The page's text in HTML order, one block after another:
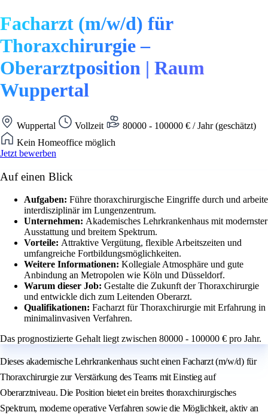
Facharzt (m/w/d) für
Thoraxchirurgie –
Oberarztposition | Raum
Wuppertal
Wuppertal Vollzeit
80000 - 100000 € / Jahr (geschätzt)
Kein Homeoffice möglich
Jetzt bewerben
Auf einen Blick
Aufgaben: Führe thoraxchirurgische Eingriffe durch und arbeite
interdisziplinär im Lungenzentrum.
Unternehmen: Akademisches Lehrkrankenhaus mit modernster
Ausstattung und breitem Spektrum.
Vorteile: Attraktive Vergütung, flexible Arbeitszeiten und
umfangreiche Fortbildungsmöglichkeiten.
Weitere Informationen: Kollegiale Atmosphäre und gute
Anbindung an Metropolen wie Köln und Düsseldorf.
Warum dieser Job: Gestalte die Zukunft der Thoraxchirurgie
und entwickle dich zum Leitenden Oberarzt.
Qualifikationen: Facharzt für Thoraxchirurgie mit Erfahrung in
minimalinvasiven Verfahren.
Das prognostizierte Gehalt liegt zwischen 80000 - 100000 € pro Jahr.
Dieses akademische Lehrkrankenhaus sucht einen Facharzt (m/w/d) für
Thoraxchirurgie zur Verstärkung des Teams mit Einstieg auf
Oberarztniveau. Die Position bietet ein breites thoraxchirurgisches
Spektrum, moderne operative Verfahren sowie die Möglichkeit, aktiv an